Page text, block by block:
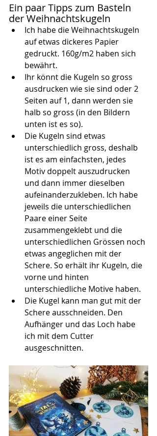
Ein paar Tipps zum Basteln
der Weihnachtskugeln
Ich habe die Weihnachtskugeln
auf etwas dickeres Papier
gedruckt. 160g/m2 haben sich
bewährt.
Ihr könnt die Kugeln so gross
ausdrucken wie sie sind oder 2
Seiten auf 1, dann werden sie
halb so gross (in den Bildern
unten ist es so).
Die Kugeln sind etwas
unterschiedlich gross, deshalb
ist es am einfachsten, jedes
Motiv doppelt auszudrucken
und dann immer dieselben
aufeinanderzukleben. Ich habe
jeweils die unterschiedlichen
Paare einer Seite
zusammengeklebt und die
unterschiedlichen Grössen noch
etwas angeglichen mit der
Schere. So erhält ihr Kugeln, die
vorne und hinten
unterschiedliche Motive haben.
Die Kugel kann man gut mit der
Schere ausschneiden. Den
Aufhänger und das Loch habe
ich mit dem Cutter
ausgeschnitten.